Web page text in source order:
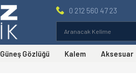
0 212 560 47 23
Güneş Gözlüğü Kalem Aksesuar